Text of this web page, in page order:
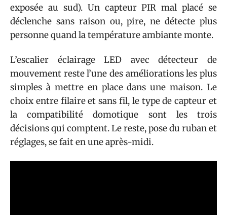
exposée au sud). Un capteur PIR mal placé se
déclenche sans raison ou, pire, ne détecte plus
personne quand la température ambiante monte.
L’escalier éclairage LED avec détecteur de
mouvement reste l’une des améliorations les plus
simples à mettre en place dans une maison. Le
choix entre filaire et sans fil, le type de capteur et
la compatibilité domotique sont les trois
décisions qui comptent. Le reste, pose du ruban et
réglages, se fait en une après-midi.